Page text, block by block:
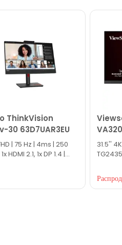
64B5KAT1EU вы можете
центра 28 Mall.
другой компьютерной технике, вы
специалисты готовы помочь
компании!
ThinkVision
30 63D7UAR3EU
| 75 Hz | 4ms | 250
HDMI 2.1, 1x DP 1.4 |
31.5''
TG2435